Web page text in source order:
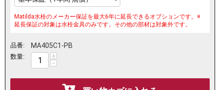
Matilda水栓のメーカー保証を最大6年に延長できるオプションです。※
延長保証の対象は水栓金具のみです。その他の部材は対象外です。
品番: MA405C1-PB
数量: +
−